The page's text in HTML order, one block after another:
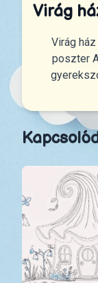
Virág
Virág
poszter